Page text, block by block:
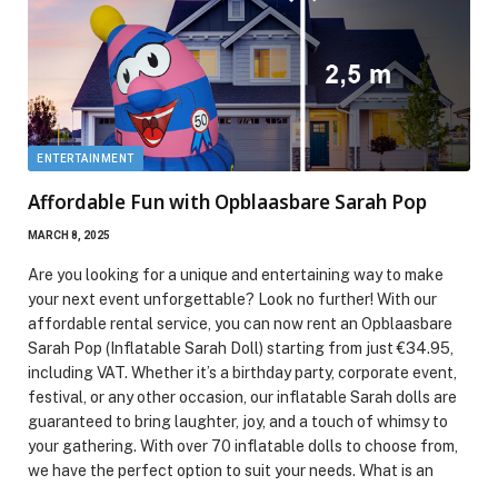
ENTERTAINMENT
Affordable Fun with Opblaasbare Sarah Pop
MARCH 8, 2025
Are you looking for a unique and entertaining way to make
your next event unforgettable? Look no further! With our
affordable rental service, you can now rent an Opblaasbare
Sarah Pop (Inflatable Sarah Doll) starting from just €34.95,
including VAT. Whether it’s a birthday party, corporate event,
festival, or any other occasion, our inflatable Sarah dolls are
guaranteed to bring laughter, joy, and a touch of whimsy to
your gathering. With over 70 inflatable dolls to choose from,
we have the perfect option to suit your needs. What is an